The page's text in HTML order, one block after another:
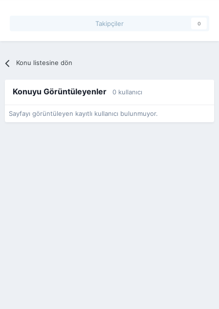
Takipçiler 0
Konu listesine dön
Konuyu Görüntüleyenler 0 kullanıcı
Sayfayı görüntüleyen kayıtlı kullanıcı bulunmuyor.